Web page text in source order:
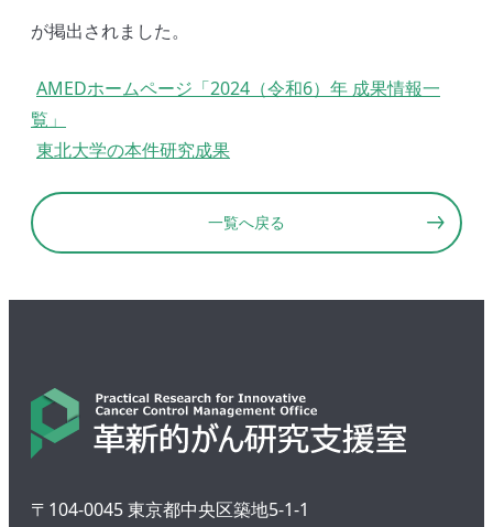
が掲出されました。
AMEDホームページ「2024（令和6）年 成果情報一
覧」
東北大学の本件研究成果
一覧へ戻る
〒104-0045 東京都中央区築地5-1-1